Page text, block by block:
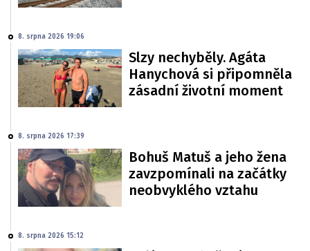
8. srpna 2026 19:06
Slzy nechyběly. Agáta
Hanychová si připomněla
zásadní životní moment
8. srpna 2026 17:39
Bohuš Matuš a jeho žena
zavzpomínali na začátky
neobvyklého vztahu
8. srpna 2026 15:12